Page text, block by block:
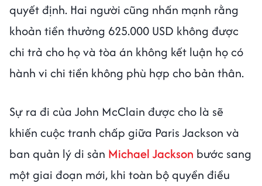
quyết định. Hai người cũng nhấn mạnh rằng
khoản tiền thưởng 625.000 USD không được
chi trả cho họ và tòa án không kết luận họ có
hành vi chi tiền không phù hợp cho bản thân.
Sự ra đi của John McClain được cho là sẽ
khiến cuộc tranh chấp giữa Paris Jackson và
ban quản lý di sản Michael Jackson bước sang
một giai đoạn mới, khi toàn bộ quyền điều